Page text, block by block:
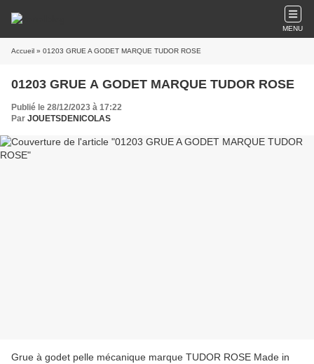
MENU
Accueil » 01203 GRUE A GODET MARQUE TUDOR ROSE
01203 GRUE A GODET MARQUE TUDOR ROSE
Publié le 28/12/2023 à 17:22
Par JOUETSDENICOLAS
Grue à godet pelle mécanique marque TUDOR ROSE Made in